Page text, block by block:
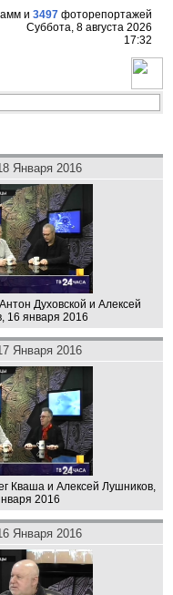
и 3497 фоторепортажей
Суббота, 8 августа 2026
17:32
третьей мировой войны"
Января 2016
Духовской и Алексей
16 января 2016
Января 2016
Кваша и Алексей Лушников,
2016
Января 2016